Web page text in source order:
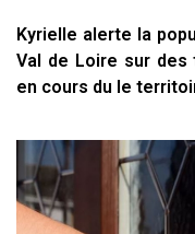
Kyrielle alerte la
Val de Loire sur
en cours du le